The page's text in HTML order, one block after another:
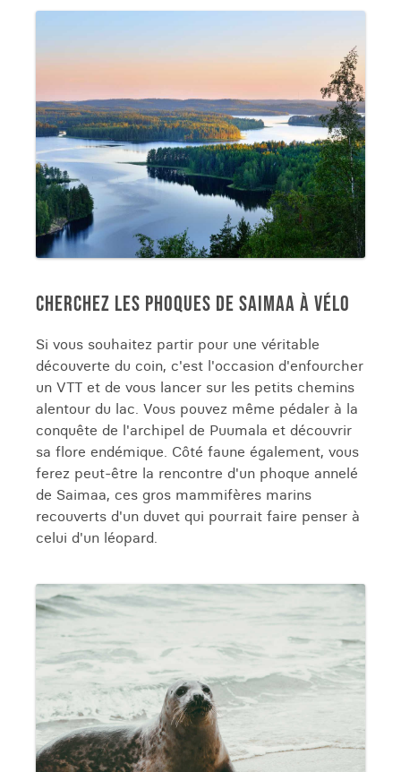
CHERCHEZ LES PHOQUES DE SAIMAA À VÉLO
Si vous souhaitez partir pour une véritable
découverte du coin, c'est l'occasion d'enfourcher
un VTT et de vous lancer sur les petits chemins
alentour du lac. Vous pouvez même pédaler à la
conquête de l'archipel de Puumala et découvrir
sa flore endémique. Côté faune également, vous
ferez peut-être la rencontre d'un phoque annelé
de Saimaa, ces gros mammifères marins
recouverts d'un duvet qui pourrait faire penser à
celui d'un léopard.